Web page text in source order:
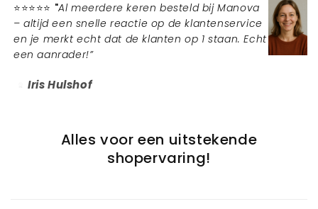
⭐⭐⭐⭐⭐ "Al meerdere keren besteld bij Manova
– altijd een snelle reactie op de klantenservice
en je merkt echt dat de klanten op 1 staan. Echt
een aanrader!”
Iris Hulshof
Alles voor een uitstekende
shopervaring!